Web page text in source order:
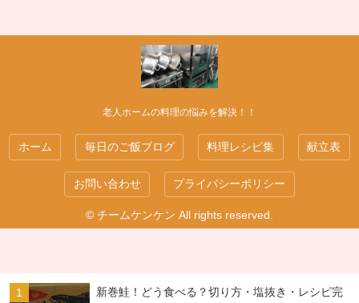
老人ホームの料理の悩みを解決！！
ホーム 毎日のご飯ブログ 料理レシピ集 献立表
お問い合わせ プライバシーポリシー
© チームケンケン All rights reserved.
新巻鮭！どう食べる？切り方・塩抜き・レシピ完